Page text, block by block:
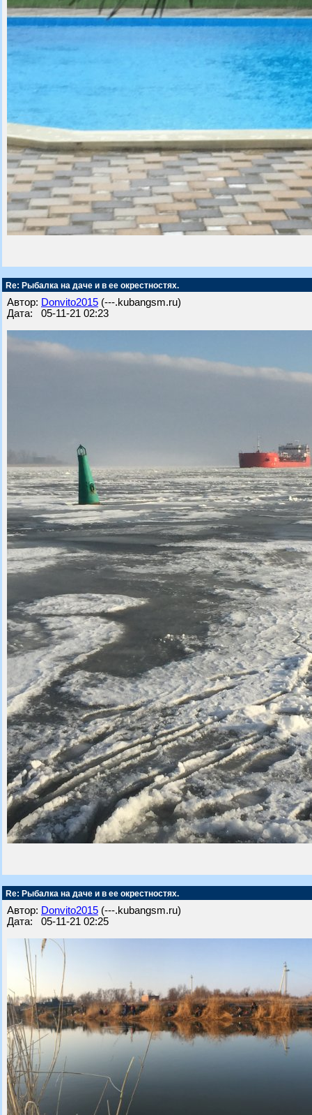
Re: Рыбалка на даче и в ее окрестностях.
Автор: Donvito2015 (---.kubangsm.ru)
Дата: 05-11-21 02:23
Re: Рыбалка на даче и в ее окрестностях.
Автор: Donvito2015 (---.kubangsm.ru)
Дата: 05-11-21 02:25